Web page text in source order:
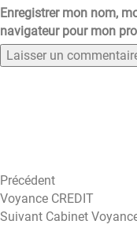
Enregistrer mon nom,
navigateur pour mon
Précédent
Voyance CREDIT
Article
Suivant Cabinet